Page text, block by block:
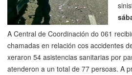
A Central de Coordinación do 061
chamadas en relación cos accidentes
xeraron 54 asistencias sanitarias por
atenderon a un total de 77 persoas. A